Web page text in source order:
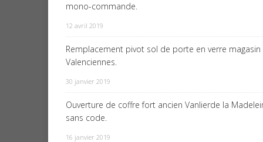
mono-commande.
12 avril 2019
Remplacement pivot sol de porte en verre magasin
Valenciennes.
30 janvier 2019
Ouverture de coffre fort ancien Vanlierde la
sans code.
16 janvier 2019